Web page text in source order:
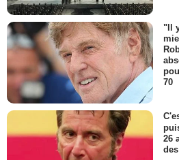
"Il
70
26